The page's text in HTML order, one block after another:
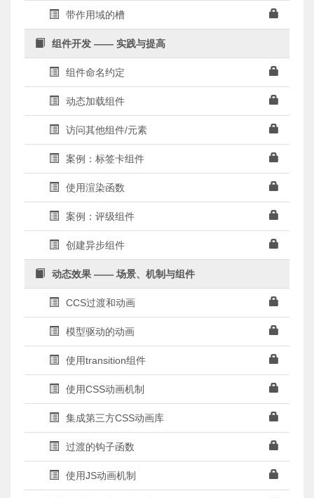
带作用域的槽
组件开发 —— 实践与提高
组件命名约定
动态加载组件
访问其他组件/元素
案例：标签卡组件
使用渲染函数
案例：评级组件
创建异步组件
动态效果 —— 场景、机制与组件
CCS过渡和动画
模型驱动的动画
使用transition组件
使用CSS动画机制
集成第三方CSS动画库
过渡的钩子函数
使用JS动画机制